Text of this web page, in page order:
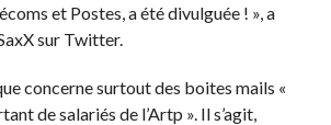
et Postes, a été divulguée ! », a
sur Twitter.
concerne surtout des boites mails «
de salariés de l’Artp ». Il s’agit,